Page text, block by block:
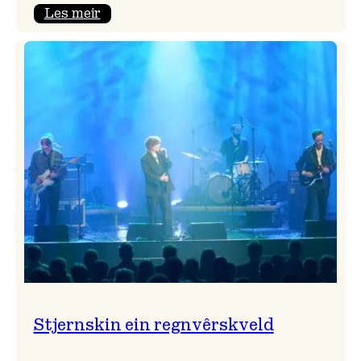
Les meir:
&
Haltli
Stjernskin ein regnvêrskveld